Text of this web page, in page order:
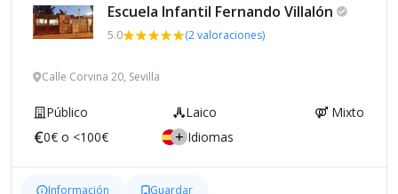
Escuela Infantil Fernando Villalón
5.0 (2 valoraciones)
Calle Corvina 20, Sevilla
Público Laico
Mixto
0€ o <100€
Idiomas
Información Guardar